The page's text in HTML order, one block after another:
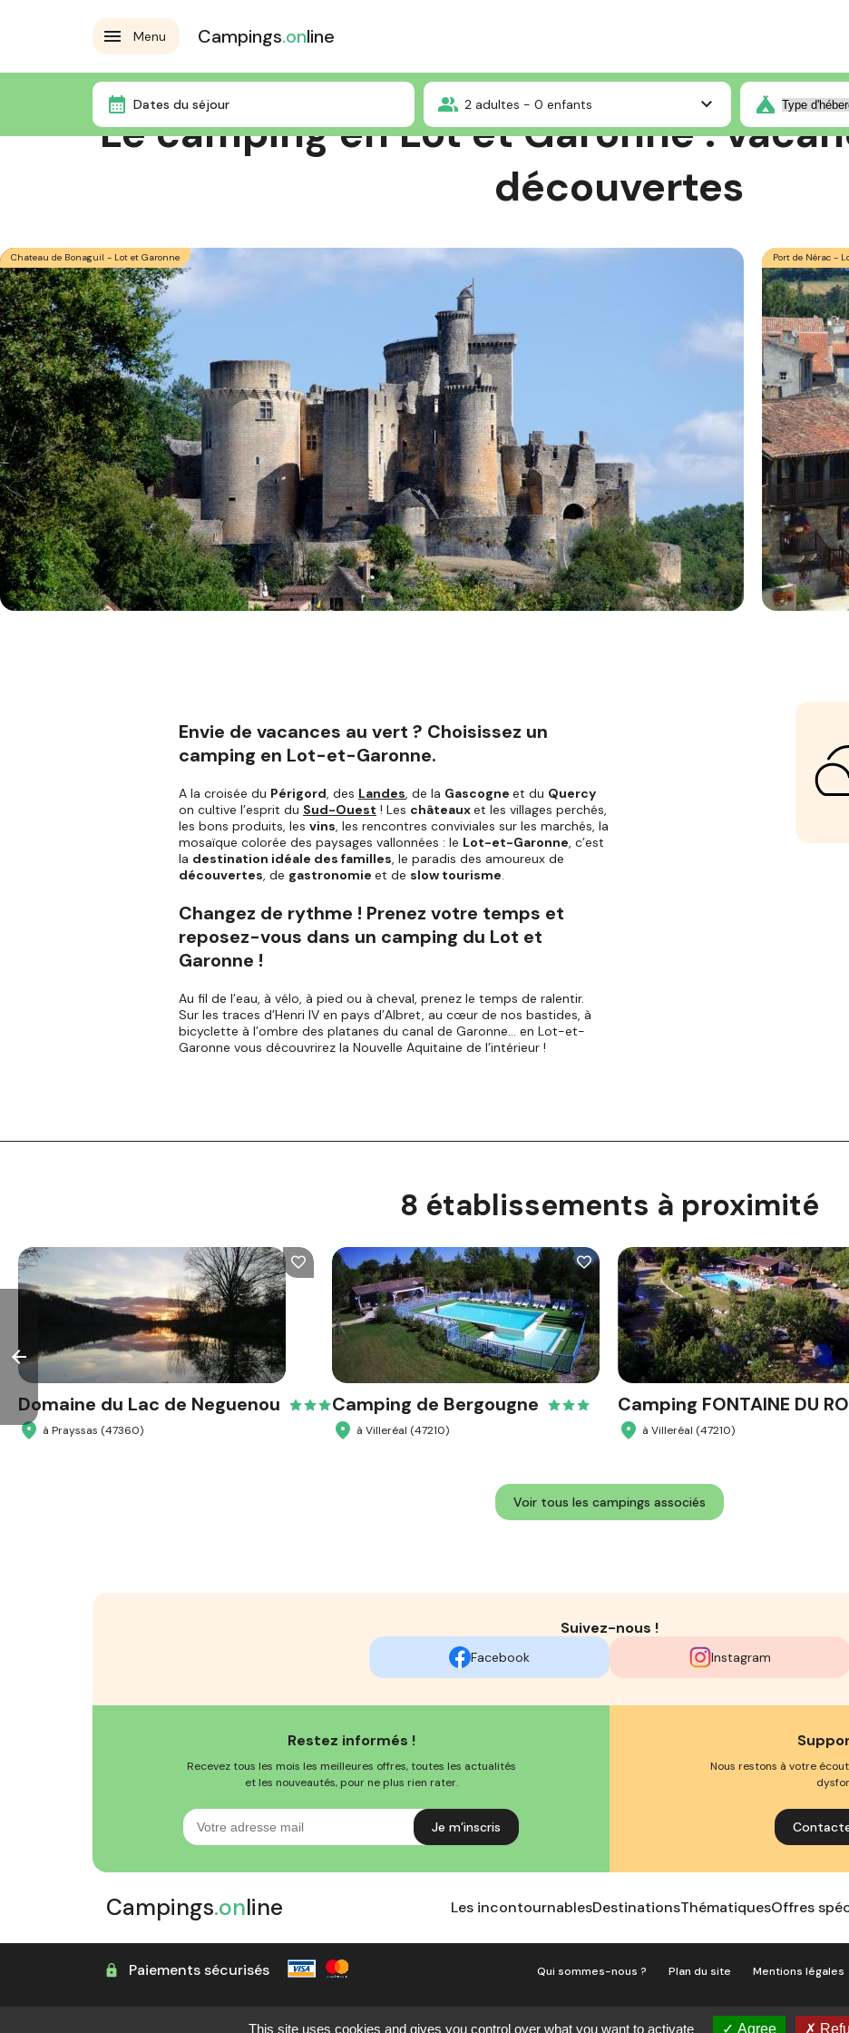
Menu Campings.online
Dates du séjour 2 adultes -0 enfants
Le camping en Lot et Garonne :
découvertes
Chateau de Bonaguil - Lot et Garonne Port de Nérac -
Envie de vacances au vert ? Choisissez un
camping en Lot-et-Garonne.
A la croisée du Périgord, des Landes, de la Gascogne et du Quercy
on cultive l’esprit du Sud-Ouest ! Les châteauxet les villages perchés,
les bons produits, les vins, les rencontres conviviales sur les marchés, la
mosaïque colorée des paysages vallonnées : le Lot-et-Garonne, c’est
la destination idéale des familles, le paradis des amoureux de
découvertes, de gastronomie et de slow tourisme.
Changez de rythme ! Prenez votre temps et
reposez-vous dans un camping du Lot et
Garonne !
Au fil de l’eau, à vélo, à pied ou à cheval, prenez le temps de ralentir.
Sur les traces d’Henri IV en pays d’Albret, au cœur de nos bastides, à
bicyclette à l’ombre des platanes du canal de Garonne… en Lot-et-
Garonne vous découvrirez la Nouvelle Aquitaine de l’intérieur !
8 établissements à proximité
Domaine du Lac de Neguenou
à Prayssas (47360)
Camping de Bergougne
à Villeréal (47210)
Camping FONTAINE DU
à Villeréal (47210)
arrow_back
Voir tous les campings associés
Suivez-nous !
Facebook Instagram
Restez informés !
Recevez tous les mois les meilleures offres, toutes les actualités
et les nouveautés, pour ne plus rien rater.
Votre
adresse
mail
Nous restons à votre
Campings.online Les incontournablesDestinationsThématiquesOffres
Paiements sécurisés Qui sommes-nous ? Plan du site Mentions légales
Gestion des cookies
This site uses cookies and gives you control over what you want to activate Agree